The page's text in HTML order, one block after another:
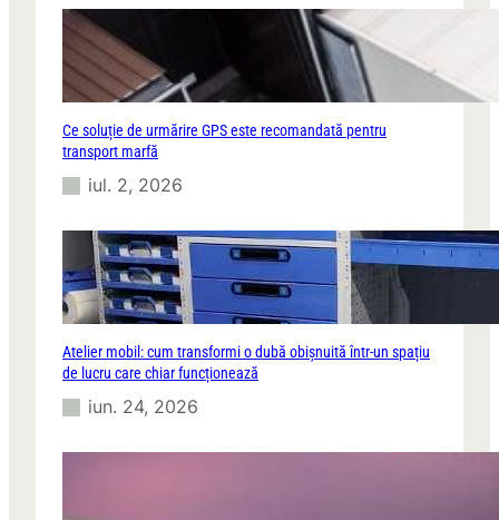
Ce soluție de urmărire GPS este recomandată pentru
transport marfă
iul. 2, 2026
Atelier mobil: cum transformi o dubă obișnuită într-un spațiu
de lucru care chiar funcționează
iun. 24, 2026